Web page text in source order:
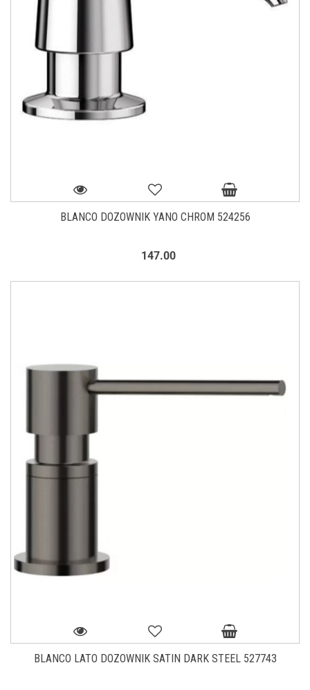
BLANCO DOZOWNIK YANO CHROM 524256
147.00
BLANCO LATO DOZOWNIK SATIN DARK STEEL 527743